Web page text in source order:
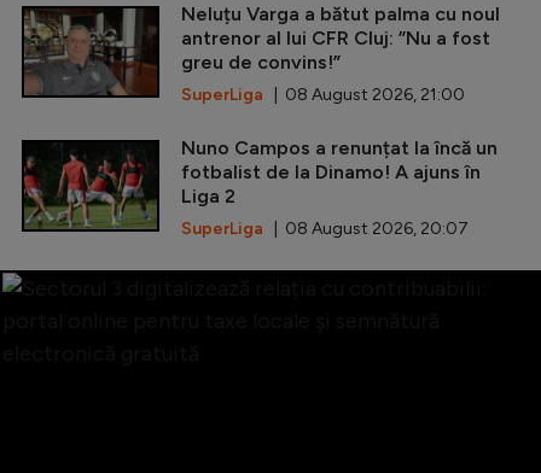
Neluțu Varga a bătut palma cu noul
antrenor al lui CFR Cluj: ”Nu a fost
greu de convins!”
SuperLiga | 08 August 2026, 21:00
Nuno Campos a renunțat la încă un
fotbalist de la Dinamo! A ajuns în
Liga 2
SuperLiga | 08 August 2026, 20:07